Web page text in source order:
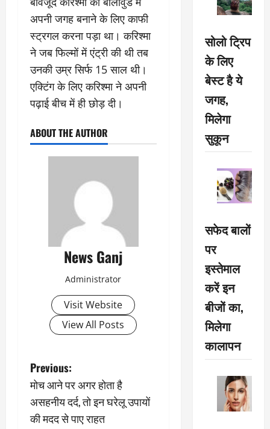
अपनी जगह बनाने के लिए काफी
स्ट्रगल करना पड़ा था। करिश्मा
ने जब फिल्मों में एंट्री की थी तब
उनकी उम्र सिर्फ 15 साल थी।
एक्टिंग के लिए करिश्मा ने अपनी
पढ़ाई बीच में ही छोड़ दी।
ABOUT THE AUTHOR
News Ganj
Administrator
Visit Website
View All Posts
P
o
s
Previous:
मोच आने पर अगर होता है
असहनीय दर्द, तो इन घरेलू उपायों
की मदद से पाए राहत
सोलो ट्रिप
के लिए
बेस्ट है ये
जगह,
मिलेगा
सुकून
सफेद बालों
पर
इस्तेमाल
करें इन
बीजों का,
मिलेगा
कालापन